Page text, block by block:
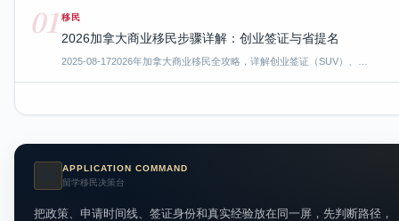
01 移民
2026加拿大商业移民步骤详解：创业签证与省提名
2025-08-172026年加拿大商业移民全攻略，详解创业签证（SUV）、…
APPLICATION COMMAND
留学移民决策台
把政策、申请时间线、签证身份和真实经验放在同一屏，先判断路径，